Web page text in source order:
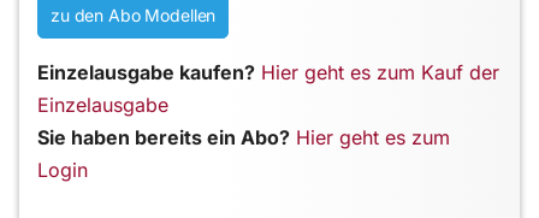
zu den Abo Modellen
Einzelausgabe kaufen? Hier geht es zum Kauf der
Einzelausgabe
Sie haben bereits ein Abo? Hier geht es zum
Login